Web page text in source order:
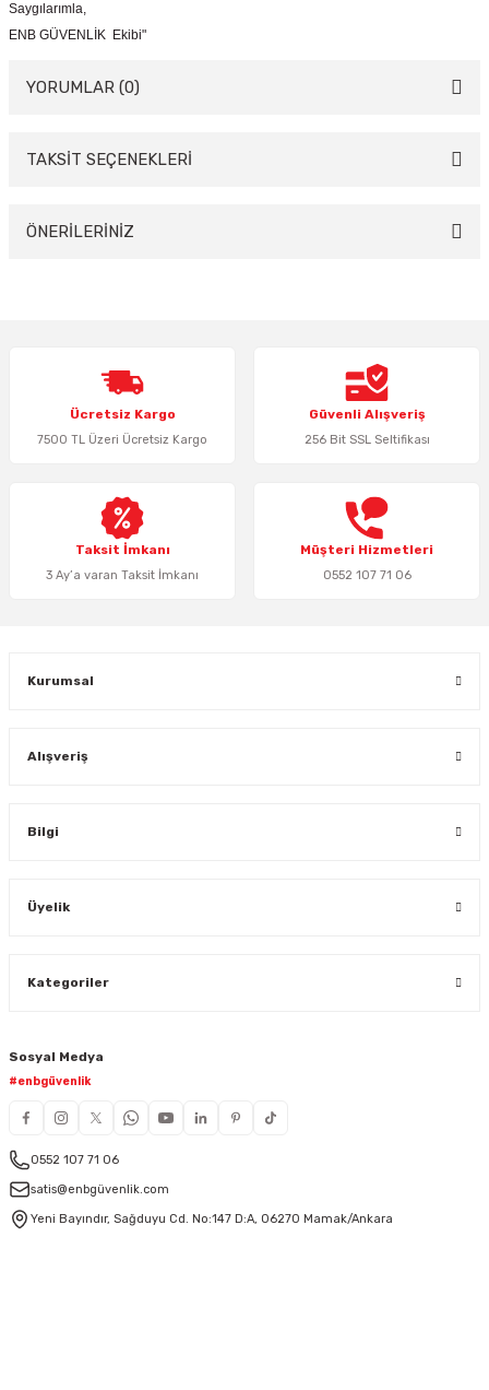
Saygılarımla,
ENB GÜVENLİK Ekibi"
YORUMLAR (0)
Bu ürüne ilk yorumu siz yapın!
TAKSİT SEÇENEKLERİ
ÖNERİLERİNİZ
Ürün resmi kalitesiz, bozuk veya görüntülenemiyor.
Ürün açıklamasında eksik bilgiler bulunuyor.
Ürün bilgilerinde hatalar bulunuyor.
Bu ürüne benzer farklı alternatifler olmalı.
Ücretsiz Kargo
7500 TL Üzeri Ücretsiz Kargo
Güvenli Alışveriş
256 Bit SSL Seltifikası
Taksit İmkanı
3 Ay’a varan Taksit İmkanı
Müşteri Hizmetleri
0552 107 71 06
Kurumsal
Alışveriş
Bilgi
Üyelik
Kategoriler
Sosyal Medya
#enbgüvenlik
0552 107 71 06
satis@enbgüvenlik.com
Yeni Bayındır, Sağduyu Cd. No:147 D:A, 06270 Mamak/Ankara